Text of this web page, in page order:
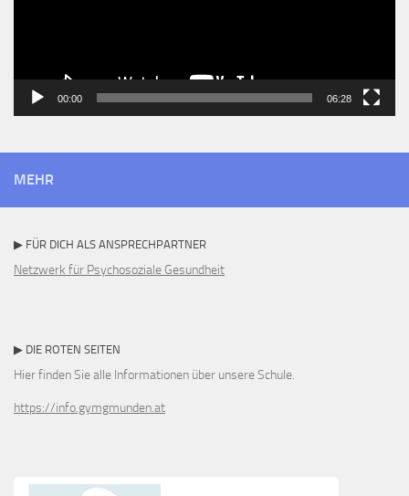
00:00 06:28
MEHR
▶ FÜR DICH ALS ANSPRECHPARTNER
Netzwerk für Psychosoziale Gesundheit
▶ DIE ROTEN SEITEN
Hier finden Sie alle Informationen über unsere Schule.
https://info.gymgmunden.at